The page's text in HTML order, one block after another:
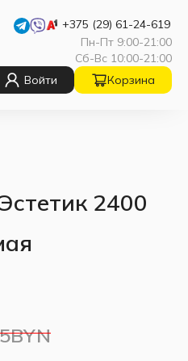
+375 (29) 61-24-619
Пн-Пт 9:00-21:00
Сб-Вс 10:00-21:00
Войти Корзина
2400